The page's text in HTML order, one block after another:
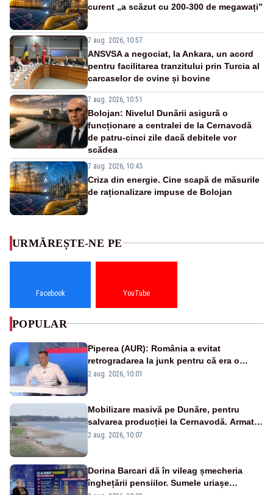
curent „a scăzut cu 200-300 de megawați”
7 aug. 2026, 10:57
ANSVSA a negociat, la Ankara, un acord
pentru facilitarea tranzitului prin Turcia al
carcaselor de ovine și bovine
7 aug. 2026, 10:51
Bolojan: Nivelul Dunării asigură o
funcționare a centralei de la Cernavodă
de patru-cinci zile dacă debitele vor
scădea
7 aug. 2026, 10:43
Criza din energie. Cine scapă de măsurile
de raționalizare impuse de Bolojan
URMĂREȘTE-NE PE
Facebook YouTube
POPULAR
Piperea (AUR): România a evitat
retrogradarea la junk pentru că era o
catastrofă pentru bănci și fondurile de
2 aug. 2026, 10:01
Mobilizare masivă pe Dunăre, pentru
salvarea producției la Cernavodă. Armata
va detona o stâncă și va devia apa
2 aug. 2026, 10:07
Dorina Barcari dă în vileag șmecheria
înghețării pensiilor. Sumele uriașe